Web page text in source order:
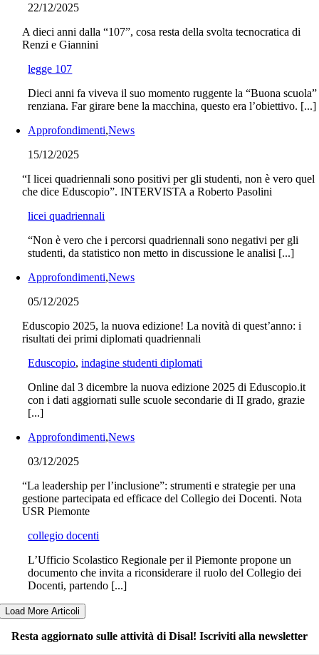
22/12/2025
A dieci anni dalla “107”, cosa resta della svolta tecnocratica di
Renzi e Giannini
legge 107
Dieci anni fa viveva il suo momento ruggente la “Buona scuola”
renziana. Far girare bene la macchina, questo era l’obiettivo. [...]
Approfondimenti,News
15/12/2025
“I licei quadriennali sono positivi per gli studenti, non è vero quel
che dice Eduscopio”. INTERVISTA a Roberto Pasolini
licei quadriennali
“Non è vero che i percorsi quadriennali sono negativi per gli
studenti, da statistico non metto in discussione le analisi [...]
Approfondimenti,News
05/12/2025
Eduscopio 2025, la nuova edizione! La novità di quest’anno: i
risultati dei primi diplomati quadriennali
Eduscopio,indagine studenti diplomati
Online dal 3 dicembre la nuova edizione 2025 di Eduscopio.it
con i dati aggiornati sulle scuole secondarie di II grado, grazie
[...]
Approfondimenti,News
03/12/2025
“La leadership per l’inclusione”: strumenti e strategie per una
gestione partecipata ed efficace del Collegio dei Docenti. Nota
USR Piemonte
collegio docenti
L’Ufficio Scolastico Regionale per il Piemonte propone un
documento che invita a riconsiderare il ruolo del Collegio dei
Docenti, partendo [...]
Load More Articoli
Resta aggiornato sulle attività di Disal! Iscriviti alla newsletter